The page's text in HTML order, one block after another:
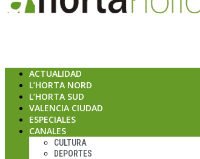
ACTUALIDAD
L’HORTA NORD
L’HORTA SUD
VALENCIA CIUDAD
ESPECIALES
CANALES
CULTURA
DEPORTES